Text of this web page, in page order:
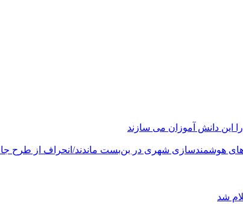
شهری در بن‌بست ماندند/انحراف از طرح جامع ۱۳۸۶ به کشور
شد